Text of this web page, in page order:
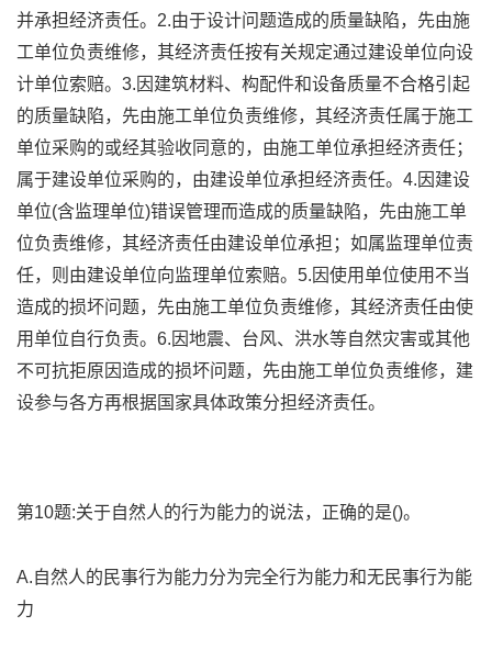
并承担经济责任。2.由于设计问题造成的质量缺陷，先由施
工单位负责维修，其经济责任按有关规定通过建设单位向设
计单位索赔。3.因建筑材料、构配件和设备质量不合格引起
的质量缺陷，先由施工单位负责维修，其经济责任属于施工
单位采购的或经其验收同意的，由施工单位承担经济责任；
属于建设单位采购的，由建设单位承担经济责任。4.因建设
单位(含监理单位)错误管理而造成的质量缺陷，先由施工单
位负责维修，其经济责任由建设单位承担；如属监理单位责
任，则由建设单位向监理单位索赔。5.因使用单位使用不当
造成的损坏问题，先由施工单位负责维修，其经济责任由使
用单位自行负责。6.因地震、台风、洪水等自然灾害或其他
不可抗拒原因造成的损坏问题，先由施工单位负责维修，建
设参与各方再根据国家具体政策分担经济责任。
第10题:关于自然人的行为能力的说法，正确的是()。
A.自然人的民事行为能力分为完全行为能力和无民事行为能
力